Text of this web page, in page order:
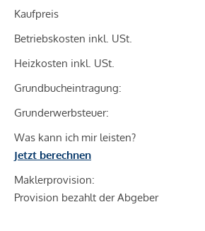
Kaufpreis
Betriebskosten inkl. USt.
Heizkosten inkl. USt.
Grundbucheintragung:
Grunderwerbsteuer:
Was kann ich mir leisten?
Jetzt berechnen
Maklerprovision:
Provision bezahlt der Abgeber